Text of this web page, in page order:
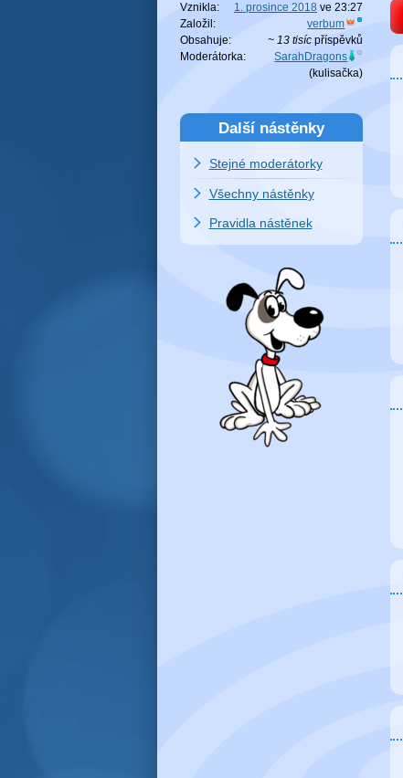
Vznikla: 1. prosince 2018 ve 23:27
Založil:
verbum
Obsahuje:
~ 13 tisíc příspěvků
Moderátorka:
SarahDragons
(kulisačka)
Další nástěnky
Stejné moderátorky
Všechny nástěnky
Pravidla nástěnek